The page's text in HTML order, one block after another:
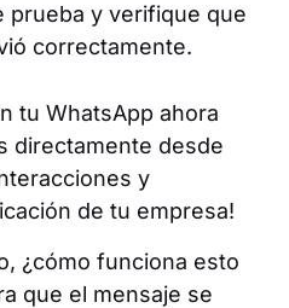
prueba y verifique que
correctamente.
tu WhatsApp ahora
directamente desde
y
de tu empresa!
¿cómo funciona esto
que el mensaje se